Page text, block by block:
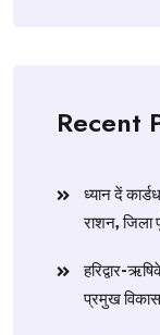
Recent
ध्यान दें
राशन, जिला
हरिद्वार-
प्रमुख विकास